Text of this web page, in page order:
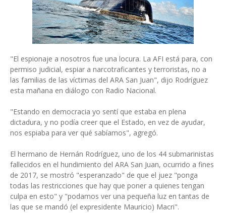
"El espionaje a nosotros fue una locura. La AFI está para, con
permiso judicial, espiar a narcotraficantes y terroristas, no a
las familias de las víctimas del ARA San Juan", dijo Rodríguez
esta mañana en diálogo con Radio Nacional.
"Estando en democracia yo sentí que estaba en plena
dictadura, y no podía creer que el Estado, en vez de ayudar,
nos espiaba para ver qué sabíamos", agregó.
El hermano de Hernán Rodríguez, uno de los 44 submarinistas
fallecidos en el hundimiento del ARA San Juan, ocurrido a fines
de 2017, se mostró "esperanzado" de que el juez "ponga
todas las restricciones que hay que poner a quienes tengan
culpa en esto" y "podamos ver una pequeña luz en tantas de
las que se mandó (el expresidente Mauricio) Macri".